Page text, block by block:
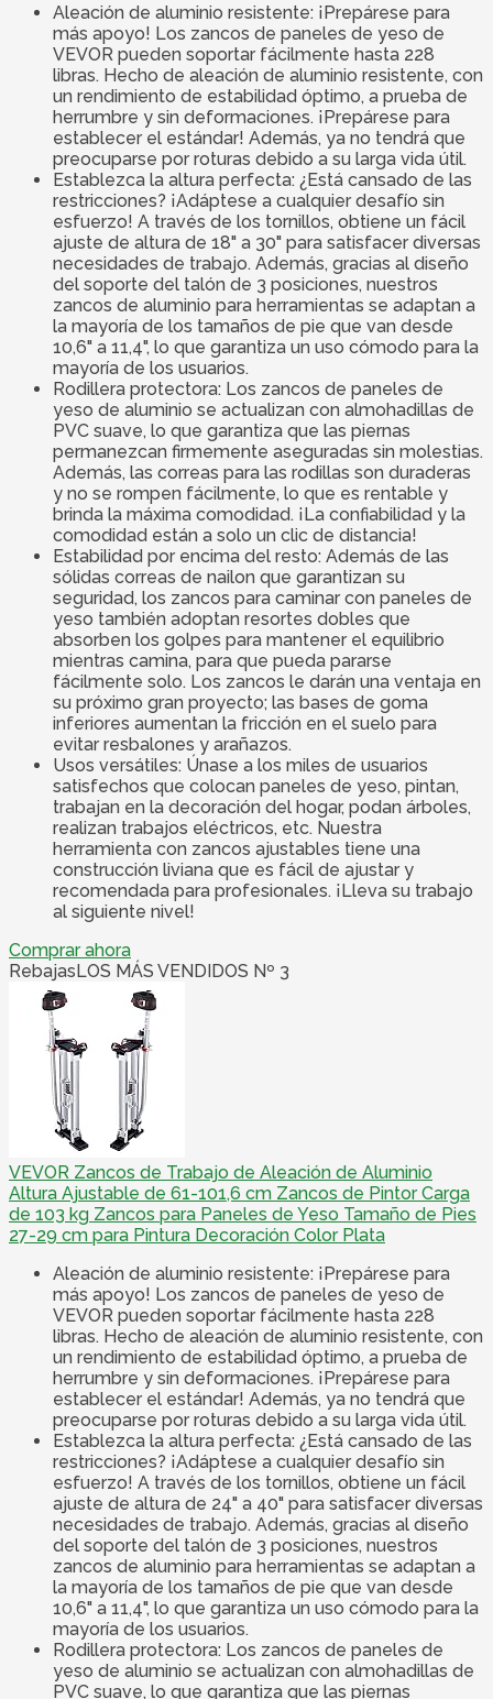
Aleación de aluminio resistente: ¡Prepárese para
más apoyo! Los zancos de paneles de yeso de
VEVOR pueden soportar fácilmente hasta 228
libras. Hecho de aleación de aluminio resistente, con
un rendimiento de estabilidad óptimo, a prueba de
herrumbre y sin deformaciones. ¡Prepárese para
establecer el estándar! Además, ya no tendrá que
preocuparse por roturas debido a su larga vida útil.
Establezca la altura perfecta: ¿Está cansado de las
restricciones? ¡Adáptese a cualquier desafío sin
esfuerzo! A través de los tornillos, obtiene un fácil
ajuste de altura de 18" a 30" para satisfacer diversas
necesidades de trabajo. Además, gracias al diseño
del soporte del talón de 3 posiciones, nuestros
zancos de aluminio para herramientas se adaptan a
la mayoría de los tamaños de pie que van desde
10,6" a 11,4", lo que garantiza un uso cómodo para la
mayoría de los usuarios.
Rodillera protectora: Los zancos de paneles de
yeso de aluminio se actualizan con almohadillas de
PVC suave, lo que garantiza que las piernas
permanezcan firmemente aseguradas sin molestias.
Además, las correas para las rodillas son duraderas
y no se rompen fácilmente, lo que es rentable y
brinda la máxima comodidad. ¡La confiabilidad y la
comodidad están a solo un clic de distancia!
Estabilidad por encima del resto: Además de las
sólidas correas de nailon que garantizan su
seguridad, los zancos para caminar con paneles de
yeso también adoptan resortes dobles que
absorben los golpes para mantener el equilibrio
mientras camina, para que pueda pararse
fácilmente solo. Los zancos le darán una ventaja en
su próximo gran proyecto; las bases de goma
inferiores aumentan la fricción en el suelo para
evitar resbalones y arañazos.
Usos versátiles: Únase a los miles de usuarios
satisfechos que colocan paneles de yeso, pintan,
trabajan en la decoración del hogar, podan árboles,
realizan trabajos eléctricos, etc. Nuestra
herramienta con zancos ajustables tiene una
construcción liviana que es fácil de ajustar y
recomendada para profesionales. ¡Lleva su trabajo
al siguiente nivel!
Comprar ahora
RebajasLOS MÁS VENDIDOS Nº 3
VEVOR Zancos de Trabajo de Aleación de Aluminio
Altura Ajustable de 61-101,6 cm Zancos de Pintor Carga
de 103 kg Zancos para Paneles de Yeso Tamaño de Pies
27-29 cm para Pintura Decoración Color Plata
Aleación de aluminio resistente: ¡Prepárese para
más apoyo! Los zancos de paneles de yeso de
VEVOR pueden soportar fácilmente hasta 228
libras. Hecho de aleación de aluminio resistente, con
un rendimiento de estabilidad óptimo, a prueba de
herrumbre y sin deformaciones. ¡Prepárese para
establecer el estándar! Además, ya no tendrá que
preocuparse por roturas debido a su larga vida útil.
Establezca la altura perfecta: ¿Está cansado de las
restricciones? ¡Adáptese a cualquier desafío sin
esfuerzo! A través de los tornillos, obtiene un fácil
ajuste de altura de 24" a 40" para satisfacer diversas
necesidades de trabajo. Además, gracias al diseño
del soporte del talón de 3 posiciones, nuestros
zancos de aluminio para herramientas se adaptan a
la mayoría de los tamaños de pie que van desde
10,6" a 11,4", lo que garantiza un uso cómodo para la
mayoría de los usuarios.
Rodillera protectora: Los zancos de paneles de
yeso de aluminio se actualizan con almohadillas de
PVC suave, lo que garantiza que las piernas